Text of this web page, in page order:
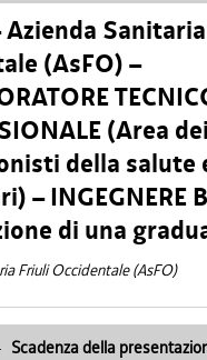
Azienda
(AsFO) –
(Area dei
della salute
– INGEGNERE
di una
Friuli Occidentale (AsFO)
Scadenza della